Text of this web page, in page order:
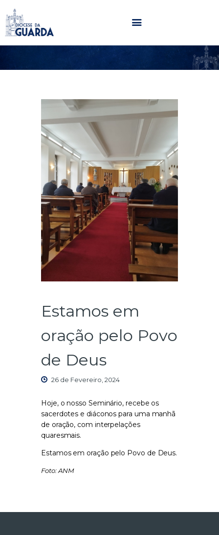
HOME
PARÓQUIAS
NOTÍCIAS
AGENDA
MULTIMÉDIA
SENTIR COM A IGREJA
CONTACTOS
Estamos em
oração pelo Povo
de Deus
26 de Fevereiro, 2024
Hoje, o nosso Seminário, recebe os
sacerdotes e diáconos para uma manhã
de oração, com interpelações
quaresmais.
Estamos em oração pelo Povo de Deus.
Foto: ANM